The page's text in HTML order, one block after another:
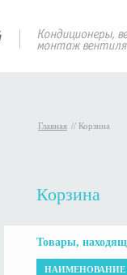
Главная // Корзина
Корзина
Товары,
НАИМЕНОВАНИЕ